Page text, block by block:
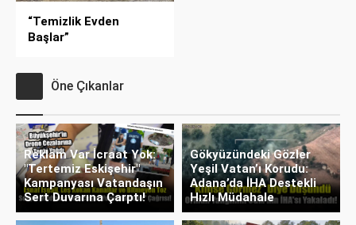
“Temizlik Evden
Başlar”
Öne Çıkanlar
Reklam Var İcraat Yok:
"Tertemiz Eskişehir"
Kampanyası Vatandaşın
Sert Duvarına Çarptı!
Gökyüzündeki Gözler
Yeşil Vatan’ı Korudu:
Adana’da İHA Destekli
Hızlı Müdahale